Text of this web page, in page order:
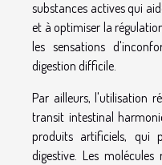
substances actives qui
et à optimiser la
les sensations
digestion difficile.
Par ailleurs, l'utilisation
transit intestinal
produits artificiels, qui
digestive. Les